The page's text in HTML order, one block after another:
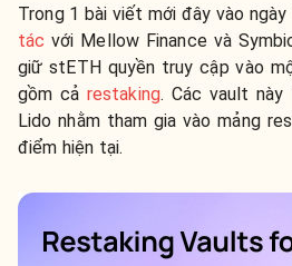
Trong 1 bài viết mới đây vào
tác với Mellow Finance và
giữ stETH quyền truy cập vào
gồm cả restaking. Các vault
Lido nhằm tham gia vào mảng
điểm hiện tại.